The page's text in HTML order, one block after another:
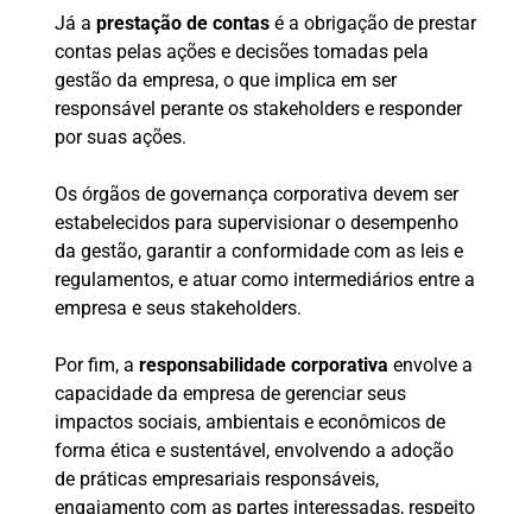
Já a prestação de contasé a obrigação de prestar
contas pelas ações e decisões tomadas pela
gestão da empresa, o que implica em ser
responsável perante os stakeholders e responder
por suas ações.
Os órgãos de governança corporativa devem ser
estabelecidos para supervisionar o desempenho
da gestão, garantir a conformidade com as leis e
regulamentos, e atuar como intermediários entre a
empresa e seus stakeholders.
Por fim, a responsabilidade corporativa envolve a
capacidade da empresa de gerenciar seus
impactos sociais, ambientais e econômicos de
forma ética e sustentável, envolvendo a adoção
de práticas empresariais responsáveis,
engajamento com as partes interessadas, respeito